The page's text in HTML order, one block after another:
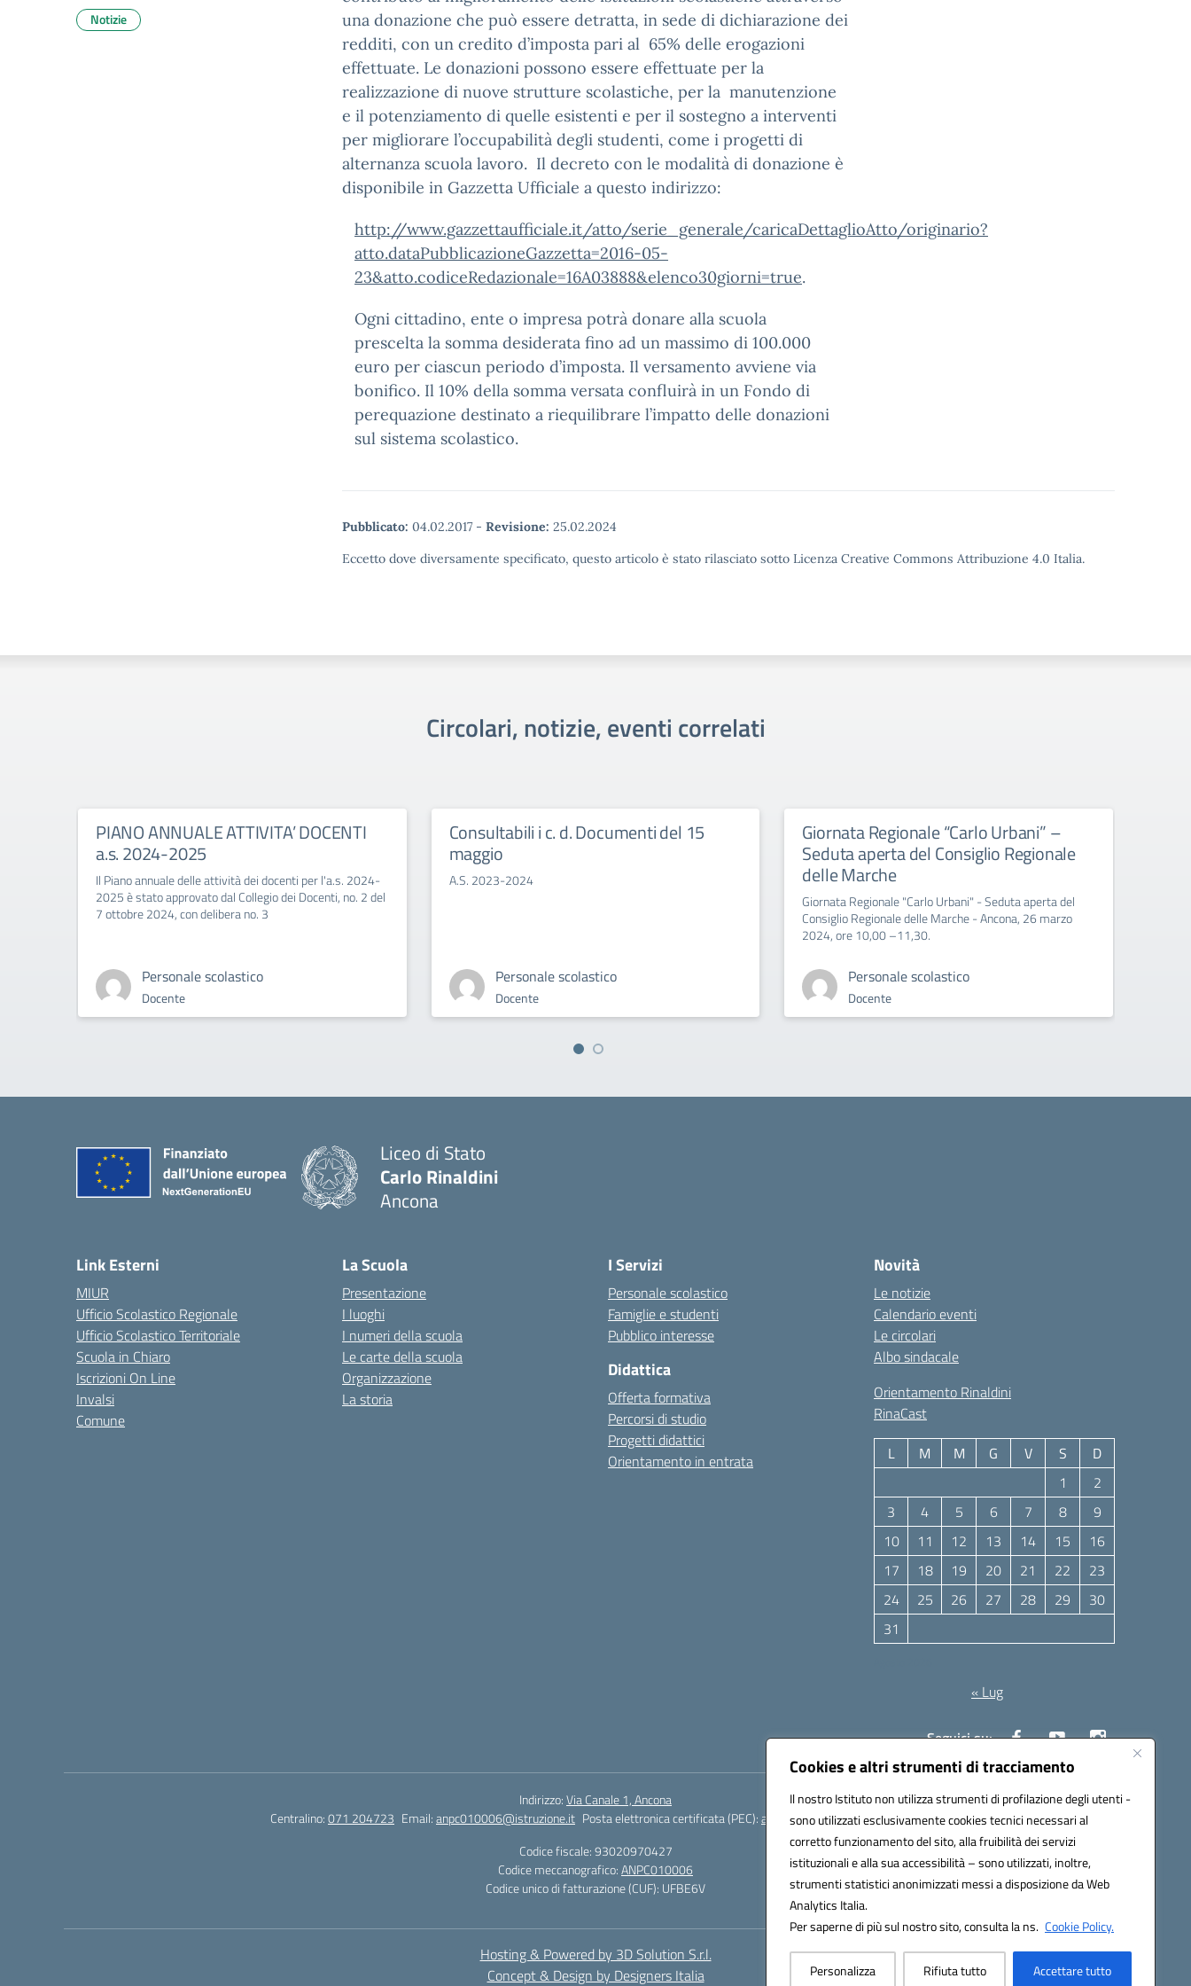
Cookies e altri strumenti di tracciamento
Il nostro Istituto non utilizza strumenti di profilazione degli utenti -
sono utilizzati esclusivamente cookies tecnici necessari al
corretto funzionamento del sito, alla fruibilità dei servizi
istituzionali e alla sua accessibilità – sono utilizzati, inoltre,
strumenti statistici anonimizzati messi a disposizione da Web
Analytics Italia.
Per saperne di più sul nostro sito, consulta la ns. Cookie Policy.
Personalizza Rifiuta tutto Accettare tutto
una donazione che può essere detratta, in sede di dichiarazione dei
redditi, con un credito d’imposta pari al 65% delle erogazioni
effettuate. Le donazioni possono essere effettuate per la
realizzazione di nuove strutture scolastiche, per la manutenzione
e il potenziamento di quelle esistenti e per il sostegno a interventi
per migliorare l’occupabilità degli studenti, come i progetti di
alternanza scuola lavoro. Il decreto con le modalità di donazione è
disponibile in Gazzetta Ufficiale a questo indirizzo:
http://www.gazzettaufficiale.it/atto/serie_generale/caricaDettaglioAtto/originario?
atto.dataPubblicazioneGazzetta=2016-05-
23&atto.codiceRedazionale=16A03888&elenco30giorni=true.
Ogni cittadino, ente o impresa potrà donare alla scuola
prescelta la somma desiderata fino ad un massimo di 100.000
euro per ciascun periodo d’imposta. Il versamento avviene via
bonifico. Il 10% della somma versata confluirà in un Fondo di
perequazione destinato a riequilibrare l’impatto delle donazioni
sul sistema scolastico.
Pubblicato: 04.02.2017 - Revisione: 25.02.2024
Eccetto dove diversamente specificato, questo articolo è stato rilasciato sotto Licenza Creative Commons Attribuzione 4.0 Italia.
Notizie
Circolari, notizie, eventi correlati
PIANO ANNUALE ATTIVITA’ DOCENTI
a.s. 2024-2025
Il Piano annuale delle attività dei docenti per l'a.s. 2024-
2025 è stato approvato dal Collegio dei Docenti, no. 2 del
7 ottobre 2024, con delibera no. 3
Personale scolastico
Docente
Consultabili i c. d. Documenti del 15
maggio
A.S. 2023-2024
Personale scolastico
Docente
Giornata Regionale “Carlo Urbani” –
Seduta aperta del Consiglio Regionale
delle Marche
Giornata Regionale "Carlo Urbani" - Seduta aperta del
Consiglio Regionale delle Marche - Ancona, 26 marzo
2024, ore 10,00 –11,30.
Personale scolastico
Docente
Liceo di Stato
Carlo Rinaldini
Ancona
Link Esterni
MIUR
Ufficio Scolastico Regionale
Ufficio Scolastico Territoriale
Scuola in Chiaro
Iscrizioni On Line
Invalsi
Comune
La Scuola
Presentazione
I luoghi
I numeri della scuola
Le carte della scuola
Organizzazione
La storia
I Servizi
Personale scolastico
Famiglie e studenti
Pubblico interesse
Didattica
Offerta formativa
Percorsi di studio
Progetti didattici
Orientamento in entrata
Novità
Le notizie
Calendario eventi
Le circolari
Albo sindacale
Orientamento Rinaldini
RinaCast
L M M G V S
D
1
2
3
4 5 6 7 8
9
10
11 12 13 14 15
16
17
18 19 20 21 22
23
24
25 26 27 28 29
30
31
« Lug
Seguici su:
Indirizzo:Via Canale 1, Ancona
Centralino:071 204723 Email:anpc010006@istruzione.it Posta elettronica certificata (PEC):anpc010006@pec.istruzione.it
Codice fiscale: 93020970427
Codice meccanografico:ANPC010006
Codice unico di fatturazione (CUF): UFBE6V
Hosting & Powered by 3D Solution S.r.l.
Concept & Design by Designers Italia